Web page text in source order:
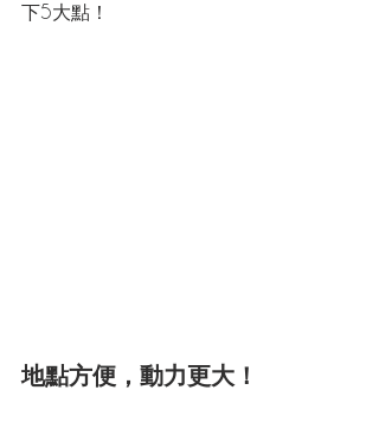
下5大點！
地點方便，動力更大！